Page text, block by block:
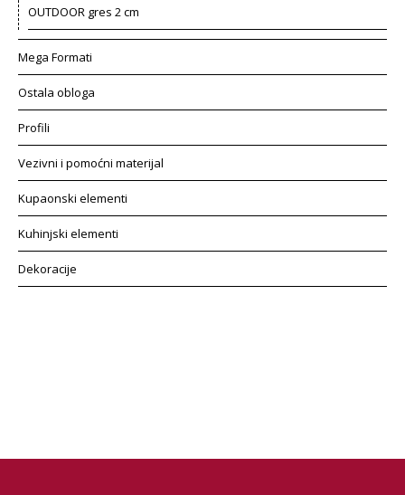
OUTDOOR gres 2 cm
Mega Formati
Ostala obloga
Profili
Vezivni i pomoćni materijal
Kupaonski elementi
Kuhinjski elementi
Dekoracije